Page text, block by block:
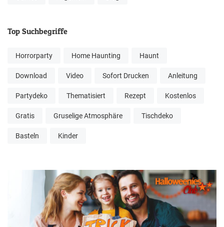
Top Suchbegriffe
Horrorparty Home Haunting Haunt
Download Video Sofort Drucken Anleitung
Partydeko Thematisiert Rezept Kostenlos
Gratis Gruselige Atmosphäre Tischdeko
Basteln Kinder